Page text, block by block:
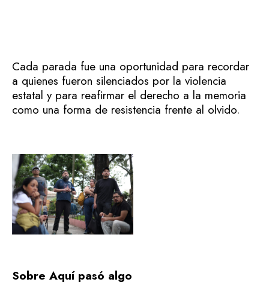
Cada parada fue una oportunidad para recordar
a quienes fueron silenciados por la violencia
estatal y para reafirmar el derecho a la memoria
como una forma de resistencia frente al olvido.
Sobre Aquí pasó algo